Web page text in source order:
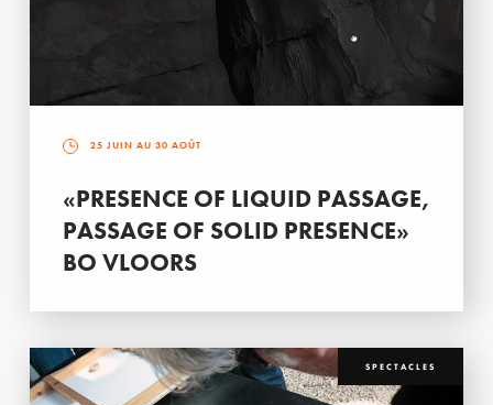
25 JUIN AU 30 AOÛT
«PRESENCE OF LIQUID PASSAGE,
PASSAGE OF SOLID PRESENCE»
BO VLOORS
SPECTACLES